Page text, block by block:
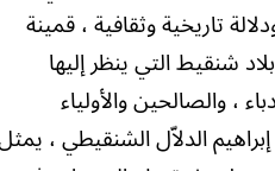
تاريخية وثقافية ، قمينة
شنقيط التي ينظر إليها
، والصالحين والأولياء
الدلاّل الشنقيطي ،